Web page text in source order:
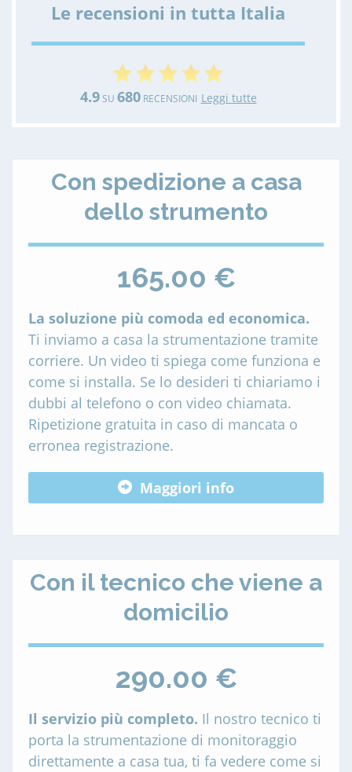
Le recensioni in tutta Italia
4.9SU 680RECENSIONI Leggi tutte
Con spedizione a casa
dello strumento
165.00 €
La soluzione più comoda ed economica.
Ti inviamo a casa la strumentazione tramite
corriere. Un video ti spiega come funziona e
come si installa. Se lo desideri ti chiariamo i
dubbi al telefono o con video chiamata.
Ripetizione gratuita in caso di mancata o
erronea registrazione.
Maggiori info
Con il tecnico che viene a
domicilio
290.00 €
Il servizio più completo. Il nostro tecnico ti
porta la strumentazione di monitoraggio
direttamente a casa tua, ti fa vedere come si